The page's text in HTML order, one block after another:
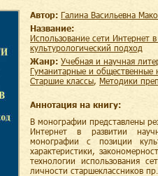
Автор:
Галина Васильевна
Название:
Использование сети Интернет в познавательной деятельности старшеклассников:
культурологический подход
Жанр:
учебная и научная
гуманитарные и общественные
старшие классы
методики
Аннотация на книгу:
В монографии представлены
Интернет в развитии
монографии с позиции
характеристики,
технологии использования
личности старшеклассников пр…